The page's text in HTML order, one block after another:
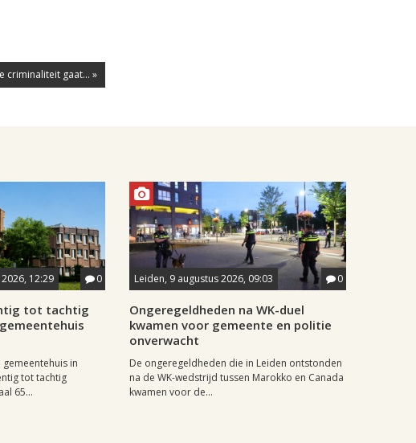
criminaliteit gaat... »
12:29 0
tot tachtig
in
tot tachtig
65...
Leiden, 9 augustus 2026, 09:03 0
Ongeregeldheden na WK-duel
kwamen voor gemeente en politie
onverwacht
De ongeregeldheden die in Leiden ontstonden
na de WK-wedstrijd tussen Marokko en Canada
kwamen voor de...